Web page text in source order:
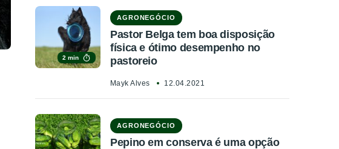
2 min
AGRONEGÓCIO
Pastor Belga tem boa disposição
física e ótimo desempenho no
pastoreio
Mayk Alves 12.04.2021
AGRONEGÓCIO
Pepino em conserva é uma opção